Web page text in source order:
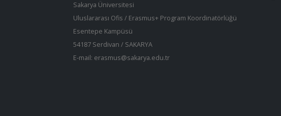
Sakarya Üniversitesi
Uluslararası Ofis / Erasmus+ Program Koordinatörlüğü
Esentepe Kampüsü
54187 Serdivan / SAKARYA
E-mail: erasmus@sakarya.edu.tr